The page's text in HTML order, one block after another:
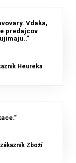
Vdaka,
predajcov
Heureka
Zboží